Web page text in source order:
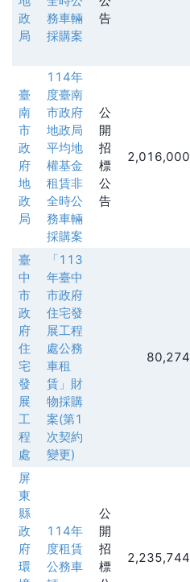
政
局
務車輛
採購案
告
臺
南
市
政
府
地
政
局
114年
度臺南
市政府
地政局
平均地
權基金
租賃非
全時公
務車輛
採購案
公
開
招
標
公
告
2,016,000
臺
中
市
政
府
住
宅
發
展
工
程
處
「113
年臺中
市政府
住宅發
展工程
處公務
車租
賃」財
物採購
案(第1
次契約
變更)
80,274
屏
東
縣
政
府
環
114年
度租賃
公務車
公
開
招
標
2,235,744